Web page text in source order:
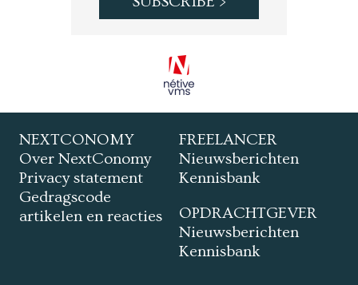
NEXTCONOMY
Over NextConomy
Privacy statement
Gedragscode
artikelen en reacties
FREELANCER
Nieuwsberichten
Kennisbank
OPDRACHTGEVER
Nieuwsberichten
Kennisbank